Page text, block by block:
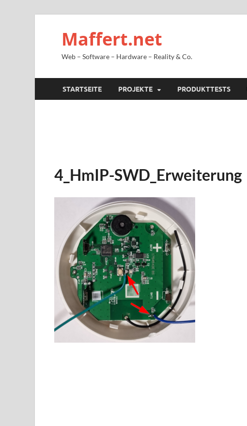
Maffert.net
Web – Software – Hardware – Reality & Co.
STARTSEITE PROJEKTE PRODUKTTESTS
4_HmIP-SWD_Erweiterung